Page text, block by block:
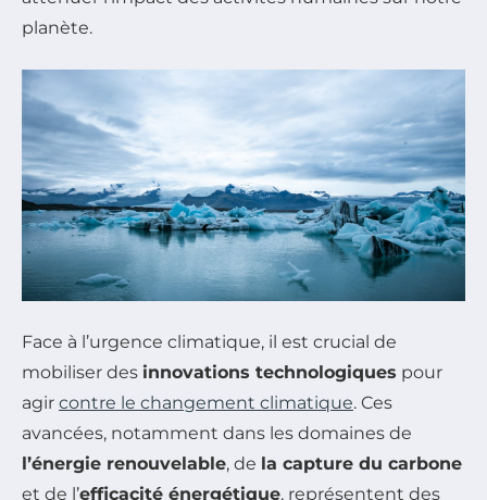
planète.
Face à l’urgence climatique, il est crucial de
mobiliser des innovations technologiques pour
agir contre le changement climatique. Ces
avancées, notamment dans les domaines de
l’énergie renouvelable, de la capture du carbone
et de l’efficacité énergétique, représentent des